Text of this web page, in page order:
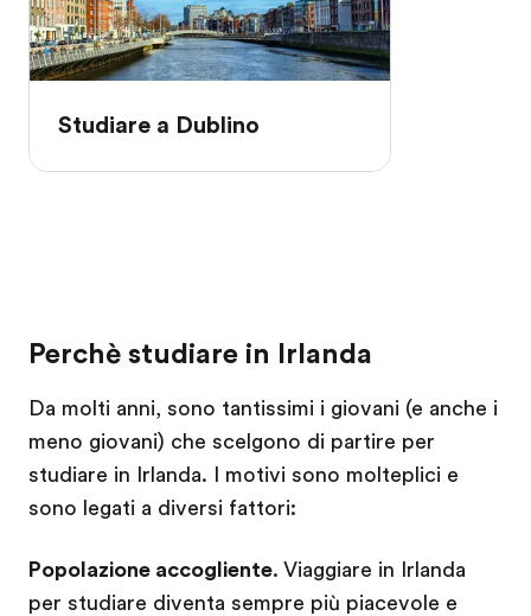
Studiare a Dublino
Perchè studiare in Irlanda
Da molti anni, sono tantissimi i giovani (e anche i
meno giovani) che scelgono di partire per
studiare in Irlanda. I motivi sono molteplici e
sono legati a diversi fattori:
Popolazione accogliente. Viaggiare in Irlanda
per studiare diventa sempre più piacevole e